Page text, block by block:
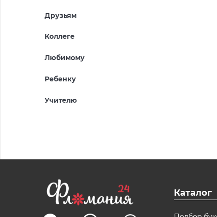
Друзьям
Коллеге
Любимому
Ребенку
Учителю
Каталог